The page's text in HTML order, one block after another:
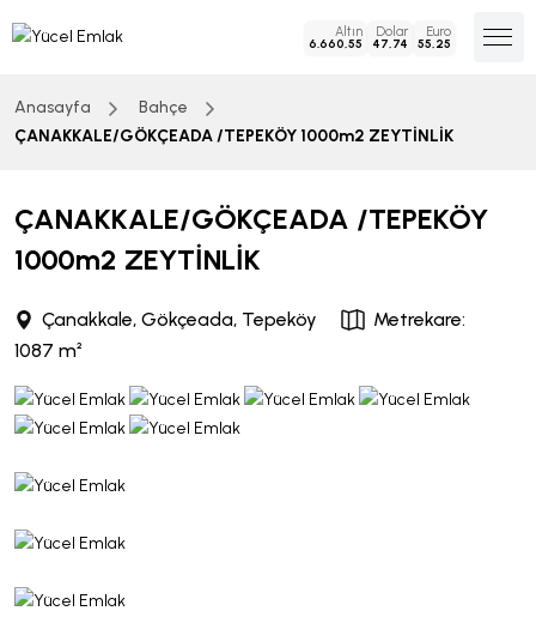
Altın
6.660,55
Dolar
47,74
Euro
55,25
Anasayfa
Bahçe
ÇANAKKALE/GÖKÇEADA /TEPEKÖY 1000m2 ZEYTİNLİK
ÇANAKKALE/GÖKÇEADA /TEPEKÖY
1000m2 ZEYTİNLİK
Çanakkale, Gökçeada, Tepeköy
Metrekare:
1087 m²